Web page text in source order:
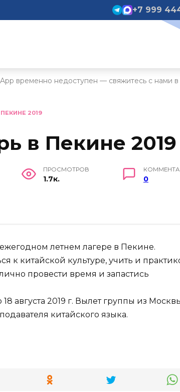
+7 999
временно недоступен — свяжитесь с нами в
2019
в Пекине 2019
ПРОСМОТРОВ
1.7к. 0
летнем лагере в Пекине.
к китайской культуре, учить и
провести время и запастись
августа 2019 г. Вылет группы из
китайского языка.